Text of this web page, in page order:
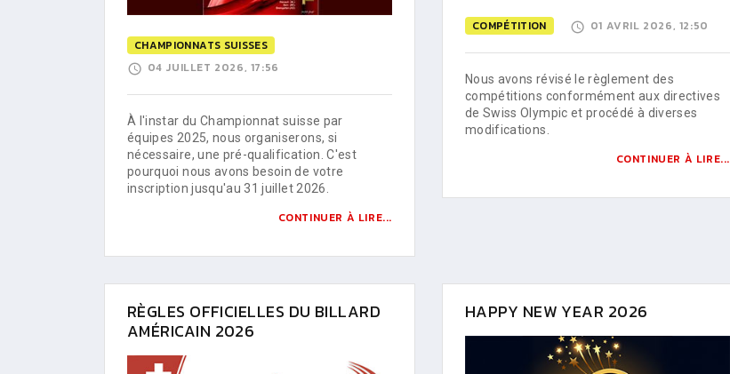
CHAMPIONNATS SUISSES
04 JUILLET 2026, 17:56
À l'instar du Championnat suisse par
équipes 2025, nous organiserons, si
nécessaire, une pré-qualification. C'est
pourquoi nous avons besoin de votre
inscription jusqu'au 31 juillet 2026.
CONTINUER À LIRE...
COMPÉTITION 01 AVRIL 2026, 12:50
Nous avons révisé le règlement des
compétitions conformément aux directives
de Swiss Olympic et procédé à diverses
modifications.
CONTINUER À LIRE...
RÈGLES OFFICIELLES DU BILLARD
AMÉRICAIN 2026
HAPPY NEW YEAR 2026